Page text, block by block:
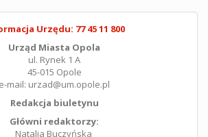
Urzędu: 77 45 11 800
Urząd Miasta Opola
ul. Rynek 1 A
45-015 Opole
e-mail: urzad@um.opole.pl
Redakcja biuletynu
Główni redaktorzy:
Natalia Buczyńska